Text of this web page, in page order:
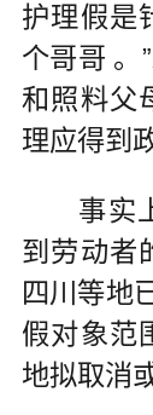
护理假是
个哥哥 。
和照料父
理应得到
事实上
到劳动者
四川等地
假对象范
地拟取消